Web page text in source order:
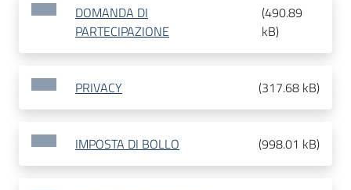
DOMANDA DI
PARTECIPAZIONE
(490.89
kB)
PRIVACY (317.68 kB)
IMPOSTA DI BOLLO (998.01 kB)